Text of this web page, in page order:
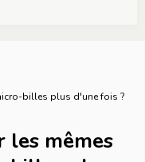
billes plus d'une fois ?
les mêmes